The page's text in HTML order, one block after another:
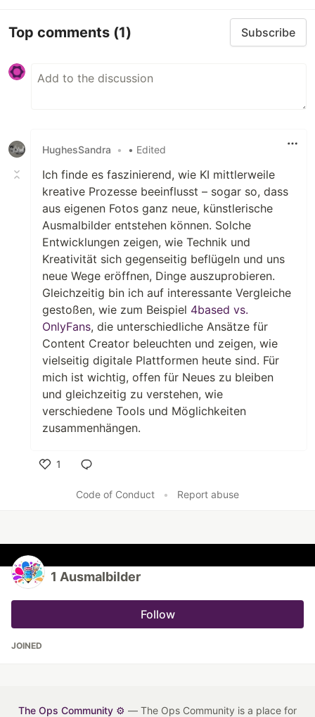
Top comments (1) Subscribe
HughesSandra • • Edited
Ich finde es faszinierend, wie KI mittlerweile
kreative Prozesse beeinflusst – sogar so, dass
aus eigenen Fotos ganz neue, künstlerische
Ausmalbilder entstehen können. Solche
Entwicklungen zeigen, wie Technik und
Kreativität sich gegenseitig beflügeln und uns
neue Wege eröffnen, Dinge auszuprobieren.
Gleichzeitig bin ich auf interessante Vergleiche
gestoßen, wie zum Beispiel 4based vs.
OnlyFans, die unterschiedliche Ansätze für
Content Creator beleuchten und zeigen, wie
vielseitig digitale Plattformen heute sind. Für
mich ist wichtig, offen für Neues zu bleiben
und gleichzeitig zu verstehen, wie
verschiedene Tools und Möglichkeiten
zusammenhängen.
1
Code of Conduct
• Report abuse
1 Ausmalbilder
Follow
JOINED
The Ops Community ⚙️ — The Ops Community is a place for